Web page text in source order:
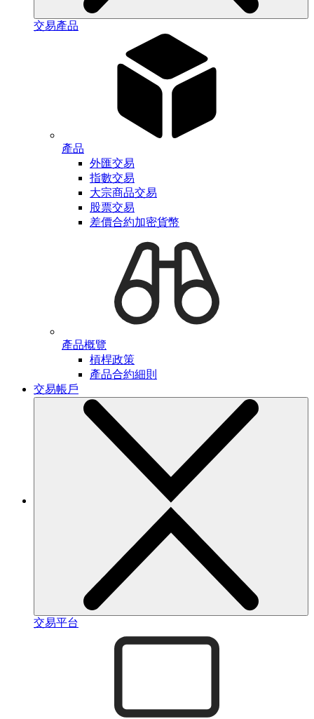
交易產品
產品
外匯交易
指數交易
大宗商品交易
股票交易
差價合約加密貨幣
產品概覽
槓桿政策
產品合約細則
交易帳戶
交易平台